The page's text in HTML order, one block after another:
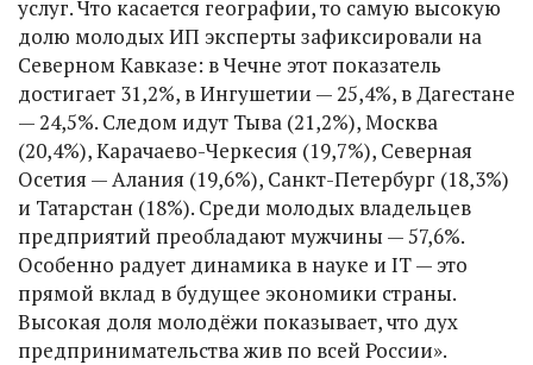
услуг. Что касается географии, то самую высокую
долю молодых ИП эксперты зафиксировали на
Северном Кавказе: в Чечне этот показатель
достигает 31,2%, в Ингушетии — 25,4%, в Дагестане
— 24,5%. Следом идут Тыва (21,2%), Москва
(20,4%), Карачаево-Черкесия (19,7%), Северная
Осетия — Алания (19,6%), Санкт-Петербург (18,3%)
и Татарстан (18%). Среди молодых владельцев
предприятий преобладают мужчины — 57,6%.
Особенно радует динамика в науке и IT — это
прямой вклад в будущее экономики страны.
Высокая доля молодёжи показывает, что дух
предпринимательства жив по всей России».